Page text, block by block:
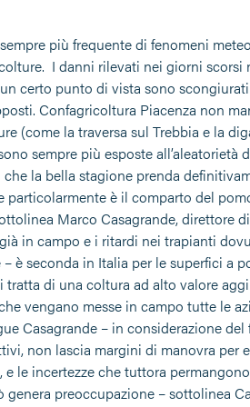
più frequente di fenomeni
I danni rilevati nei giorni
certo punto di vista sono
Confagricoltura Piacenza non
(come la traversa sul Trebbia e la
sempre più esposte all’aleatorietà
la bella stagione prenda
particolarmente è il comparto del
Marco Casagrande, direttore
in campo e i ritardi nei trapianti
– è seconda in Italia per le superfici a
tratta di una coltura ad alto valore
vengano messe in campo tutte le
Casagrande – in considerazione
non lascia margini di manovra per
e le incertezze che tuttora
genera preoccupazione – sottolinea